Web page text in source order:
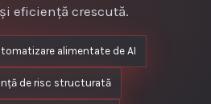
eficiență crescută.
alimentate de AI
de risc structurată